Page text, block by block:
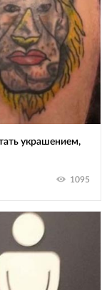
украшением,
1095